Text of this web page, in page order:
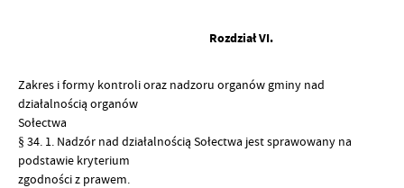
Rozdział VI.
Zakres i formy kontroli oraz nadzoru organów gminy nad
działalnością organów
Sołectwa
§ 34. 1. Nadzór nad działalnością Sołectwa jest sprawowany na
podstawie kryterium
zgodności z prawem.